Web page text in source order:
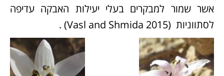
אשר שמור למבקרים בעלי יעילות האבקה עדיפה
לסתווניות (Vasl and Shmida 2015) .